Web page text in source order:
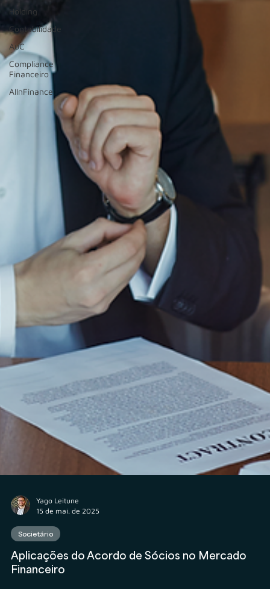
Holding
Contabilidade
AuC
Compliance
Financeiro
AIInFinance